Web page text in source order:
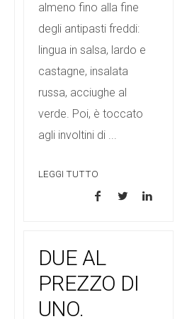
almeno fino alla fine
degli antipasti freddi:
lingua in salsa, lardo e
castagne, insalata
russa, acciughe al
verde. Poi, è toccato
agli involtini di ...
LEGGI TUTTO
DUE AL
PREZZO DI
UNO.